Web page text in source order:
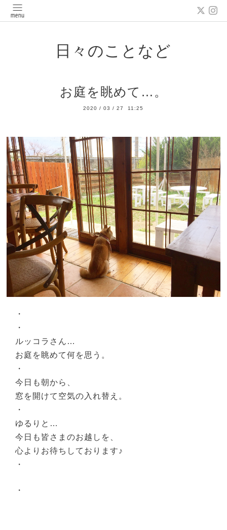
日々のことなど
お庭を眺めて…。
2020 /03 /27 11:25
・
・
ルッコラさん…
お庭を眺めて何を思う。
・
今日も朝から、
窓を開けて空気の入れ替え。
・
ゆるりと…
今日も皆さまのお越しを、
心よりお待ちしております♪
・
・